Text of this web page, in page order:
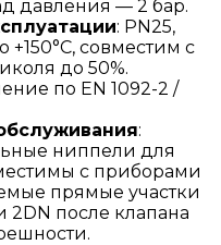
давления — 2 бар.
: PN25,
+150°C, совместим с
до 50%.
по EN 1092-2 /
:
ниппели для
с приборами
прямые участки
2DN после клапана